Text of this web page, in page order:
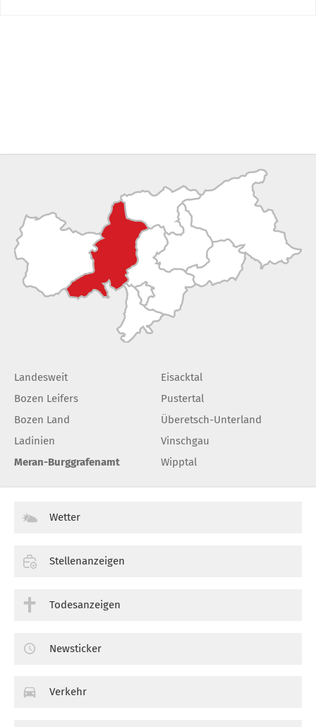
Landesweit
Bozen Leifers
Bozen Land
Ladinien
Meran-Burggrafenamt
Eisacktal
Pustertal
Überetsch-Unterland
Vinschgau
Wipptal
Wetter
Stellenanzeigen
Todesanzeigen
Newsticker
Verkehr